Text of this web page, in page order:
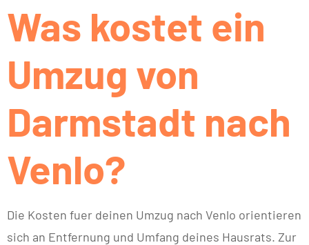
Was kostet ein
Umzug von
Darmstadt nach
Venlo?
Die Kosten fuer deinen Umzug nach Venlo orientieren
sich an Entfernung und Umfang deines Hausrats. Zur